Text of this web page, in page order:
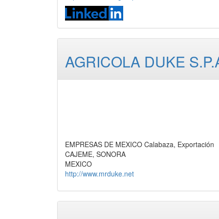
AGRICOLA DUKE
EMPRESAS DE MEXICO Calabaza, Exportación
CAJEME, SONORA
MEXICO
http://www.mrduke.net